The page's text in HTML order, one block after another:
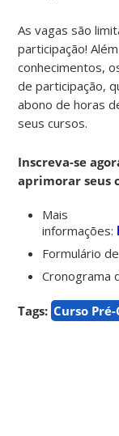
As vagas são
participação!
conhecimentos,
de participação,
abono de horas
seus cursos.
Inscreva-se
aprimorar seus
Mais
informações:
Formulário
Cronograma
Tags: Curso